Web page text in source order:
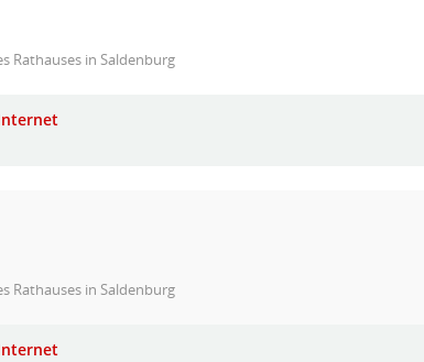
Rathauses in Saldenburg
Rathauses in Saldenburg